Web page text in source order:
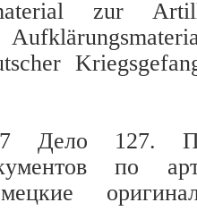
zur
Дело 127.
по